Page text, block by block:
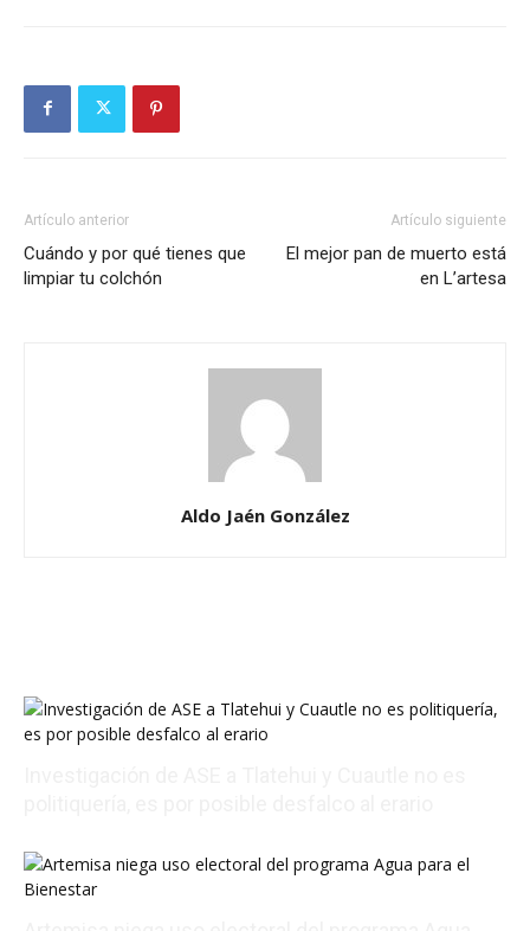
Artículo anterior
Cuándo y por qué tienes que
limpiar tu colchón
Artículo siguiente
El mejor pan de muerto está
en L’artesa
Aldo Jaén González